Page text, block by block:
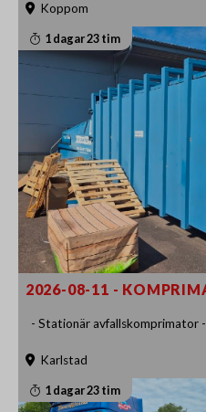
Koppom
1 dagar 23 tim
2026-08-11 -
- Stationär avfallskomprimator -
Karlstad
1 dagar 23 tim